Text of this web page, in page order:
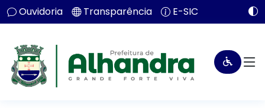
Ouvidoria Transparência E-SIC